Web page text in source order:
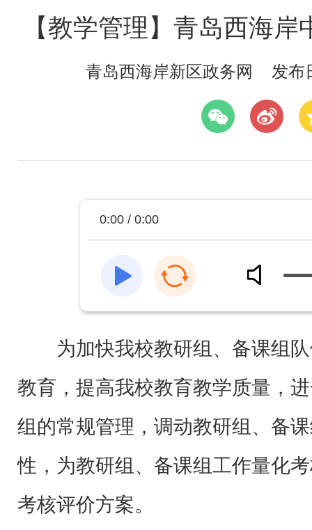
【教学管理】青岛西海
青岛西海岸新区政务网 发布
0:00 / 0:00
为加快我校教研组、备课组
教育，提高我校教育教学质量，
组的常规管理，调动教研组、备
性，为教研组、备课组工作量化
考核评价方案。